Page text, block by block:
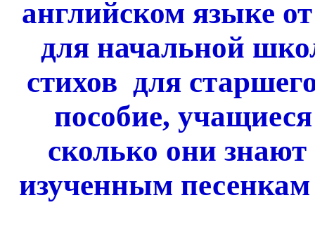
английском языке
для начальной
стихов для
пособие,
сколько они
изученным